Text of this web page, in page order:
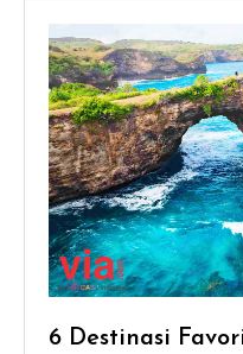
6 Destinasi